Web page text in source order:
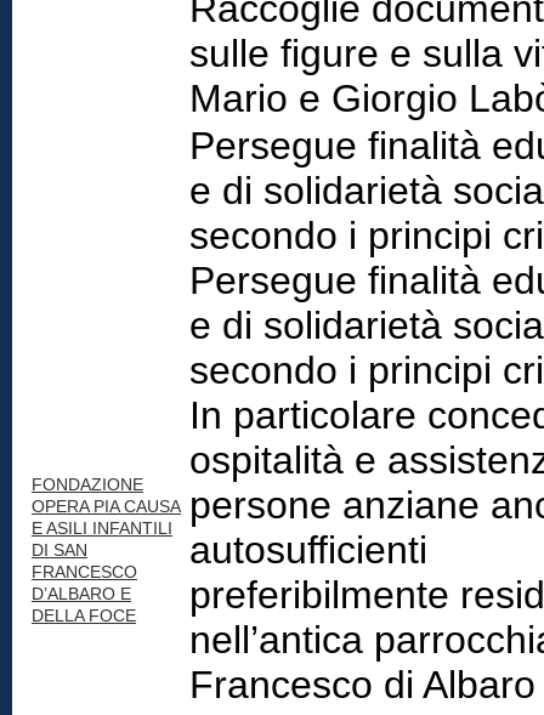
sulle figure e sulla
Mario e Giorgio
FONDAZIONE
OPERA PIA CAUSA
E ASILI INFANTILI
DI SAN
FRANCESCO
D’ALBARO E
DELLA FOCE
Persegue finalità
e di solidarietà
secondo i principi
Persegue finalità
e di solidarietà
secondo i principi
In particolare
ospitalità e
persone anziane
autosufficienti
preferibilmente
nell’antica
Francesco di